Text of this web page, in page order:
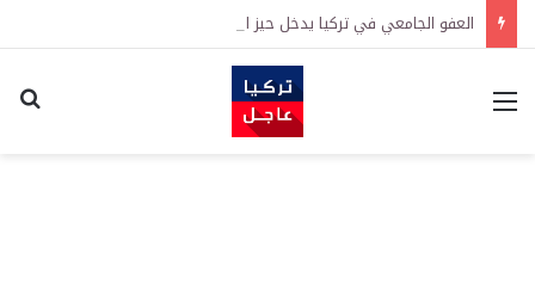
العفو الجامعي في تركيا يدخل حيز التنفيذ رسمياً
القائمة